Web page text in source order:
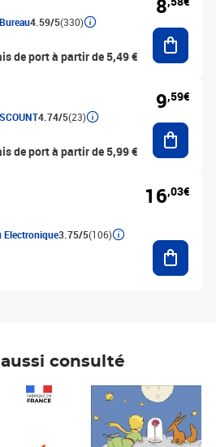
4.59/5(330)
de port à partir de 5,49 €
8
4.74/5(23)
de port à partir de 5,99 €
9,59€
Electronique3.75/5(106)
16,03€
consulté
Prix 7,50€